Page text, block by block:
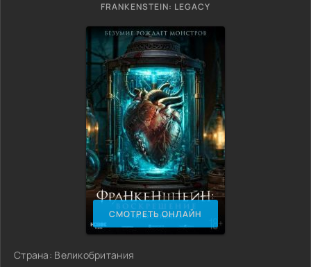
FRANKENSTEIN: LEGACY
СМОТРЕТЬ ОНЛАЙН
Страна: Великобритания